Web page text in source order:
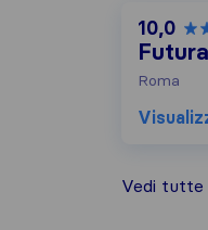
10,0
Roma
Vedi tutte